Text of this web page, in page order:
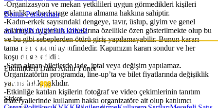
-Organizasyon ve mekan yetkilileri uygun görmedikleri kişileri
etkinlik ve backstage alanına almama hakkına sahiptir.
-Kadın-erkek sayısındaki dengeye, tavır, üslup, giyim ve genel
anlamıyla uygunluk konularına özellikle özen gösterilmekte olup bu
ve bu gibi sebeplerden ötürü giriş yapılamayabilir. Bunun kararı
tamamen kapı inisiyatifindedir. Kapımızın kararı sondur ve her
koşulda geçerlidir.
-Satın alınan biletlerde iade, iptal veya değişim yapılamaz.
Organizatörün programda, line-up’ta ve bilet fiyatlarında değişiklik
yapma hakkı saklıdır.
-Etkinliğe katılan kişilerin fotoğraf ve video çekimlerinin tanıtım
materyallerinde kullanım hakkı organizatöre ait olup katılımcı
Bonus Parkorman
ALTERNATIVEINDIE+2
Etkinlikleri Daha Akıllı Yönet
Şirket